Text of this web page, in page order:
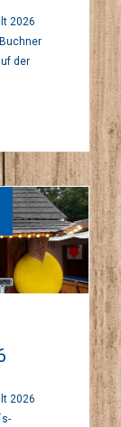
auf
Herbstdult
2026
2026
der
Vroni
2026